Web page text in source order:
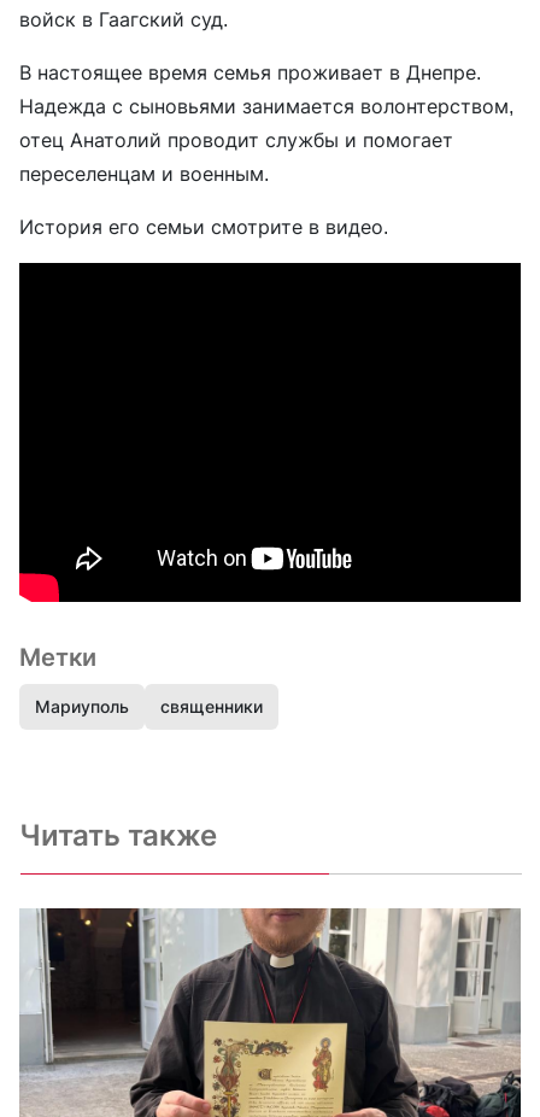
войск в Гаагский суд.
В настоящее время семья проживает в Днепре.
Надежда с сыновьями занимается волонтерством,
отец Анатолий проводит службы и помогает
переселенцам и военным.
История его семьи смотрите в видео.
Метки
Мариуполь священники
Читать также